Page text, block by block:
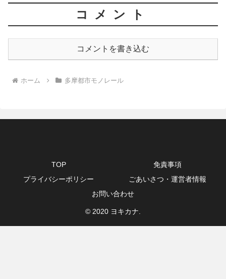
コメント
コメントを書き込む
ホーム 多摩都市モノレール
TOP
免責事項
プライバシーポリシー
ごあいさつ・運営者情報
お問い合わせ
© 2020 ヨキカナ.